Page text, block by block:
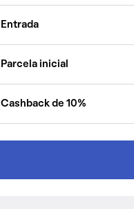
Entrada
Parcela inicial
Cashback de 10%